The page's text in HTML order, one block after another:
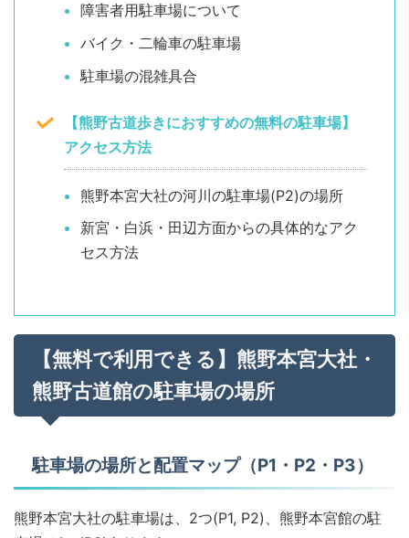
障害者用駐車場について
バイク・二輪車の駐車場
駐車場の混雑具合
【熊野古道歩きにおすすめの無料の駐車場】
アクセス方法
熊野本宮大社の河川の駐車場(P2)の場所
新宮・白浜・田辺方面からの具体的なアク
セス方法
【無料で利用できる】熊野本宮大社・
熊野古道館の駐車場の場所
駐車場の場所と配置マップ（P1・P2・P3）
熊野本宮大社の駐車場は、2つ(P1, P2)、熊野本宮館の駐